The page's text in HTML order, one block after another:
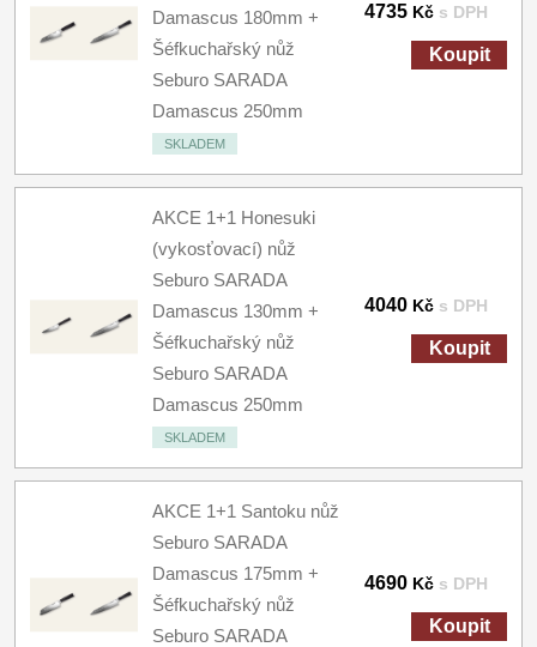
Damascus 180mm +
Šéfkuchařský nůž
Seburo SARADA
Damascus 250mm
SKLADEM
4735 Kč s DPH
Koupit
AKCE 1+1 Honesuki
(vykosťovací) nůž
Seburo SARADA
Damascus 130mm +
Šéfkuchařský nůž
Seburo SARADA
Damascus 250mm
SKLADEM
4040 Kč s DPH
Koupit
AKCE 1+1 Santoku nůž
Seburo SARADA
Damascus 175mm +
Šéfkuchařský nůž
Seburo SARADA
4690 Kč s DPH
Koupit